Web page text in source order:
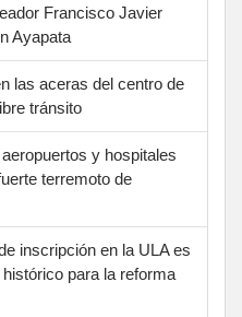
Francisco Javier
Ayapata
las aceras del centro de
tránsito
y hospitales
terremoto de
inscripción en la ULA es
para la reforma